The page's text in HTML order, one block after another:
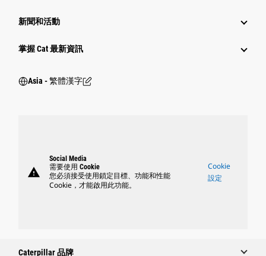
新聞和活動
掌握 Cat 最新資訊
Asia - 繁體漢字
warning
Social Media
需要使用 Cookie
您必須接受使用鎖定目標、功能和性能
Cookie，才能啟用此功能。
Cookie
設定
Caterpillar 品牌